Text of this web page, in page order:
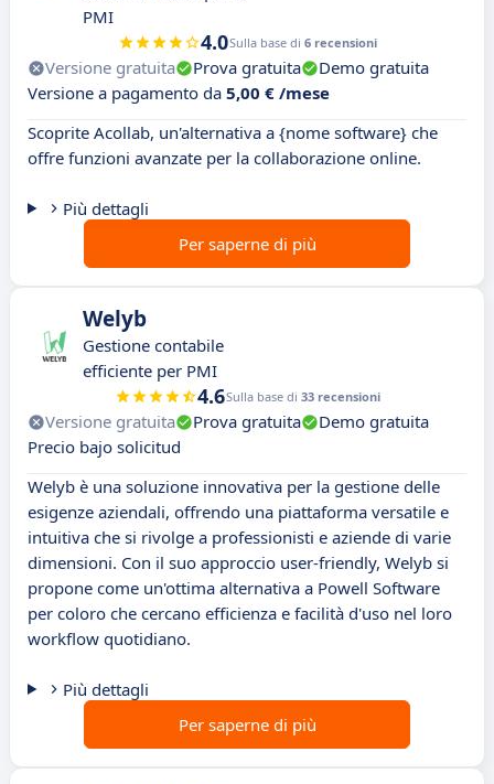
PMI
4.0Sulla base di 6 recensioni
Versione gratuita Prova gratuita
Demo gratuita
Versione a pagamento da 5,00 € /mese
Scoprite Acollab, un'alternativa a {nome software} che
offre funzioni avanzate per la collaborazione online.
Più dettagli
Per saperne di più
Welyb
Gestione contabile
efficiente per PMI
4.6Sulla base di 33 recensioni
Versione gratuita Prova gratuita
Demo gratuita
Precio bajo solicitud
Welyb è una soluzione innovativa per la gestione delle
esigenze aziendali, offrendo una piattaforma versatile e
intuitiva che si rivolge a professionisti e aziende di varie
dimensioni. Con il suo approccio user-friendly, Welyb si
propone come un'ottima alternativa a Powell Software
per coloro che cercano efficienza e facilità d'uso nel loro
workflow quotidiano.
Più dettagli
Per saperne di più